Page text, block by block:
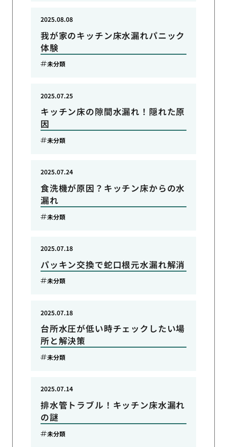
我が家のキッチン床水漏れパニック
体験
2025.08.08
未分類
キッチン床の隙間水漏れ！隠れた原
因
2025.07.25
未分類
食洗機が原因？キッチン床からの水
漏れ
2025.07.24
未分類
パッキン交換で蛇口根元水漏れ解消
2025.07.18
未分類
台所水圧が低い時チェックしたい場
所と解決策
2025.07.18
未分類
排水管トラブル！キッチン床水漏れ
の謎
2025.07.14
未分類